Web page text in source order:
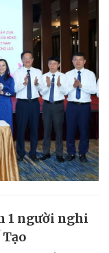
1 người nghi